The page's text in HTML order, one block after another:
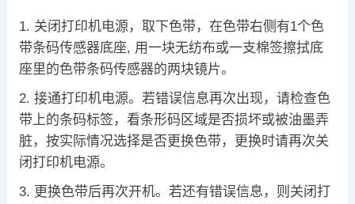
关闭打印机电源，取下色带，在色带右侧有1个色
带条码传感器底座, 用一块无纺布或一支棉签擦拭底
座里的色带条码传感器的两块镜片。
接通打印机电源。若错误信息再次出现，请检查色
带上的条码标签，看条形码区域是否损坏或被油墨弄
脏，按实际情况选择是否更换色带，更换时请再次关
闭打印机电源。
更换色带后再次开机。若还有错误信息，则关闭打